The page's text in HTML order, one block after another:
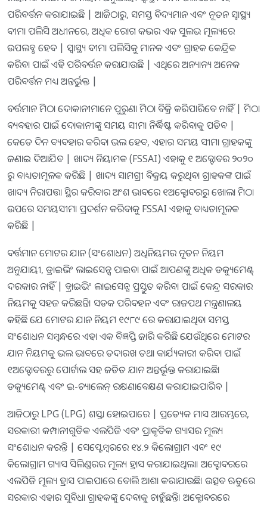
ପରିବର୍ତ୍ତନ କରାଯାଇଛି | ଆଜିଠାରୁ, ସମସ୍ତ ବିଦ୍ୟମାନ ଏବଂ ନୂତନ ସ୍ୱାସ୍ଥ୍ୟ
ବୀମା ପଲିସି ଅଧୀନରେ, ଅଧିକ ରୋଗ କଭର ଏକ ସୁଲଭ ମୂଲ୍ୟରେ
ଉପଲବ୍ଧ ହେବ | ସ୍ୱାସ୍ଥ୍ୟ ବୀମା ପଲିସିକୁ ମାନକ ଏବଂ ଗ୍ରାହକ କେନ୍ଦ୍ରିକ
କରିବା ପାଇଁ ଏହି ପରିବର୍ତ୍ତନ କରାଯାଉଛି | ଏଥିରେ ଅନ୍ୟାନ୍ୟ ଅନେକ
ପରିବର୍ତ୍ତନ ମଧ୍ୟ ଅନ୍ତର୍ଭୁକ୍ତ |
ବର୍ତ୍ତମାନ ମିଠା ଦୋକାନୀମାନେ ପୁରୁଣା ମିଠା ବିକ୍ରି କରିପାରିବେ ନାହିଁ | ମିଠା
ବ୍ୟବହାର ପାଇଁ ଦୋକାନୀଙ୍କୁ ସମୟ ସୀମା ନିର୍ଦ୍ଧିଷ୍ଟ କରିବାକୁ ପଡିବ |
କେତେ ଦିନ ବ୍ୟବହାର କରିବା ଭଲ ହେବ, ଏହାର ସମୟ ସୀମା ଗ୍ରାହକଙ୍କୁ
ଜଣାଇ ଦିଆଯିବ | ଖାଦ୍ୟ ନିୟାମକ (FSSAI) ଏହାକୁ ୧ ଅକ୍ଟୋବର ୨୦୨୦
ରୁ ବାଧ୍ୟତାମୂଳକ କରିଛି | ଖାଦ୍ୟ ସାମଗ୍ରୀ ବିକ୍ରୟ କରୁଥିବା ଗ୍ରାହକଙ୍କ ପାଇଁ
ଖାଦ୍ୟ ନିରାପତ୍ତା ସ୍ଥିର କରିବାର ଅଂଶ ଭାବରେ ୧ଅକ୍ଟୋବରରୁ ଖୋଲା ମିଠା
ଉପରେ ସମୟସୀମା ପ୍ରଦର୍ଶନ କରିବାକୁ FSSAI ଏହାକୁ ବାଧ୍ୟତାମୂଳକ
କରିଛି |
ବର୍ତ୍ତମାନ ମୋଟର ଯାନ (ସଂଶୋଧନ) ଅଧିନିୟମର ନୂତନ ନିୟମ
ଅନୁଯାୟୀ, ଡ୍ରାଇଭିଂ ଲାଇସେନ୍ସ ପାଇବା ପାଇଁ ଆପଣଙ୍କୁ ଅଧିକ ଡକ୍ୟୁମେଣ୍ଟ୍
ଦରକାର ନାହିଁ | ଡ଼୍ରାଇଭିଂ ଲାଇସେନ୍ସ ପ୍ରସ୍ତୁତ କରିବା ପାଇଁ କେନ୍ଦ୍ର ସରକାର
ନିୟମକୁ ସହଜ କରିଛନ୍ତି। ସଡକ ପରିବହନ ଏବଂ ରାଜପଥ ମନ୍ତ୍ରଣାଳୟ
କହିଛି ଯେ ମୋଟର ଯାନ ନିୟମ ୧୯୮୯ ରେ କରାଯାଇଥିବା ସମସ୍ତ
ସଂଶୋଧନ ସମ୍ବନ୍ଧରେ ଏହା ଏକ ବିଜ୍ଞପ୍ତି ଜାରି କରିଛି ଯେଉଁଥିରେ ମୋଟର
ଯାନ ନିୟମକୁ ଭଲ ଭାବରେ ତଦାରଖ ତଥା କାର୍ଯ୍ୟକାରୀ କରିବା ପାଇଁ
୧ଅକ୍ଟୋବରରୁ ପୋର୍ଟାଲ ସହ ଜଡିତ ଯାନ ଅନ୍ତର୍ଭୂକ୍ତ କରାଯାଇଛି।
ଡକ୍ୟୁମେଣ୍ଟ୍ ଏବଂ ଇ-ଚ୍ୟାଲେନ୍ ରକ୍ଷଣାବେକ୍ଷଣ କରାଯାଇପାରିବ |
ଆଜିଠାରୁ LPG (LPG) ଶସ୍ତା ହୋଇପାରେ | ପ୍ରତ୍ୟେକ ମାସ ଆରମ୍ଭରେ,
ସରକାରୀ କମ୍ପାନୀଗୁଡିକ ଏଲପିଜି ଏବଂ ପ୍ରାକୃତିକ ଗ୍ୟାସର ମୂଲ୍ୟ
ସଂଶୋଧନ କରନ୍ତି | ସେପ୍ଟେମ୍ବରରେ ୧୪.୨ କିଲୋଗ୍ରାମ ଏବଂ ୧୯
କିଲୋଗ୍ରାମ ଗ୍ୟାସ ସିଲିଣ୍ଡରର ମୂଲ୍ୟ ହ୍ରାସ କରାଯାଇଥିଲା। ଅକ୍ଟୋବରରେ
ଏଲପିଜି ମୂଲ୍ୟ ହ୍ରାସ ପାଇପାରେ ବୋଲି ଆଶା କରାଯାଉଛି। ଉତ୍ସବ ଋତୁରେ
ସରକାର ଏହାର ସୁବିଧା ଗ୍ରାହକଙ୍କୁ ଦେବାକୁ ଚାହୁଁଛନ୍ତି। ଅକ୍ଟୋବରରେ